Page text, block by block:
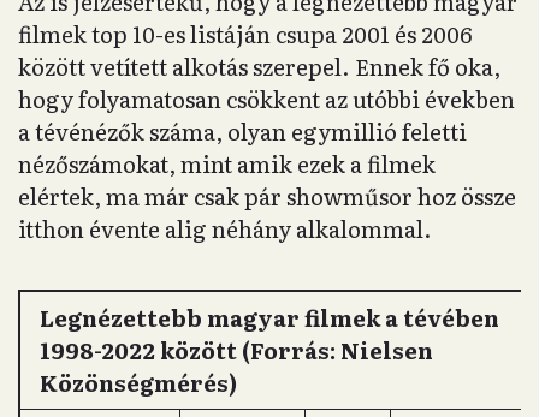
filmek top 10-es listáján csupa 2001 és 2006
között vetített alkotás szerepel. Ennek fő oka,
hogy folyamatosan csökkent az utóbbi években
a tévénézők száma, olyan egymillió feletti
nézőszámokat, mint amik ezek a filmek
elértek, ma már csak pár showműsor hoz össze
itthon évente alig néhány alkalommal.
Legnézettebb magyar filmek a tévében
1998-2022 között (Forrás: Nielsen
Közönségmérés)